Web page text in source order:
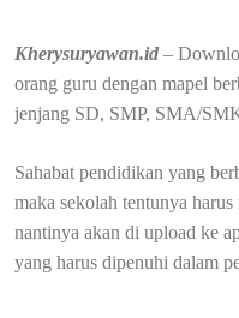
Kherysuryawan.id –
orang guru dengan mapel
jenjang SD, SMP, SMA/
Sahabat pendidikan yang
maka sekolah tentunya
nantinya akan di upload ke
yang harus dipenuhi dalam